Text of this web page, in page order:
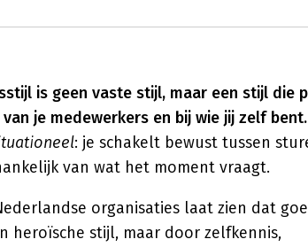
is geen vaste stijl, maar een stijl die
je medewerkers en bij wie jij zelf bent.
: je schakelt bewust tussen
van wat het moment vraagt.
organisaties laat zien dat
heroïsche stijl, maar door zelfkennis,